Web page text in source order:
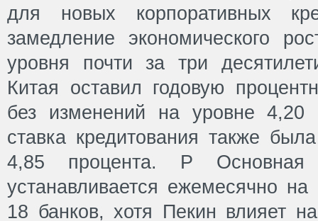
для новых корпоративных
замедление экономического
уровня почти за три
Китая оставил годовую
без изменений на уровне 4,20
ставка кредитования также
4,85 процента. P Основная
устанавливается ежемесячно на
18 банков, хотя Пекин влияет